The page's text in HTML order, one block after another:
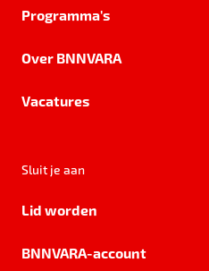
Programma's
Over BNNVARA
Vacatures
Sluit je aan
Lid worden
BNNVARA-account